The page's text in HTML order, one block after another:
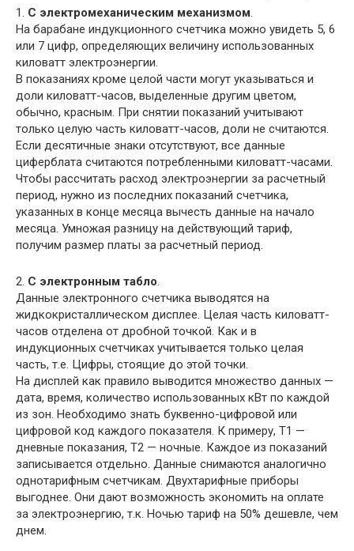
1. С электромеханическим механизмом.
На барабане индукционного счетчика можно увидеть 5, 6
или 7 цифр, определяющих величину использованных
киловатт электроэнергии.
В показаниях кроме целой части могут указываться и
доли киловатт-часов, выделенные другим цветом,
обычно, красным. При снятии показаний учитывают
только целую часть киловатт-часов, доли не считаются.
Если десятичные знаки отсутствуют, все данные
циферблата считаются потребленными киловатт-часами.
Чтобы рассчитать расход электроэнергии за расчетный
период, нужно из последних показаний счетчика,
указанных в конце месяца вычесть данные на начало
месяца. Умножая разницу на действующий тариф,
получим размер платы за расчетный период.
2. С электронным табло.
Данные электронного счетчика выводятся на
жидкокристаллическом дисплее. Целая часть киловатт-
часов отделена от дробной точкой. Как и в
индукционных счетчиках учитывается только целая
часть, т.е. Цифры, стоящие до этой точки.
На дисплей как правило выводится множество данных —
дата, время, количество использованных кВт по каждой
из зон. Необходимо знать буквенно-цифровой или
цифровой код каждого показателя. К примеру, Т1 —
дневные показания, Т2 — ночные. Каждое из показаний
записывается отдельно. Данные снимаются аналогично
однотарифным счетчикам. Двухтарифные приборы
выгоднее. Они дают возможность экономить на оплате
за электроэнергию, т.к. Ночью тариф на 50% дешевле, чем
днем.